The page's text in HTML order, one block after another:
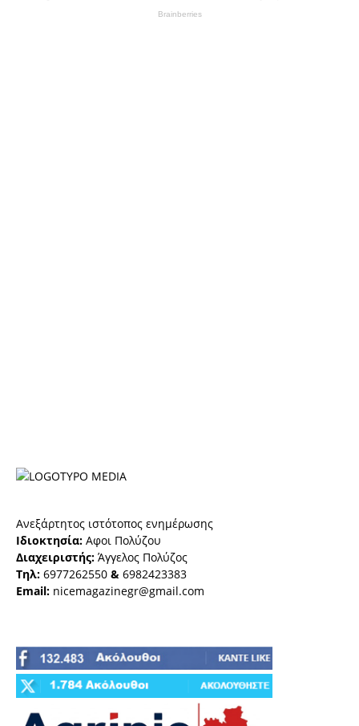
Ανεξάρτητος ιστότοπος ενημέρωσης
Ιδιοκτησία: Αφοι Πολύζου
Διαχειριστής: Άγγελος Πολύζος
Τηλ: 6977262550 & 6982423383
Email: nicemagazinegr@gmail.com